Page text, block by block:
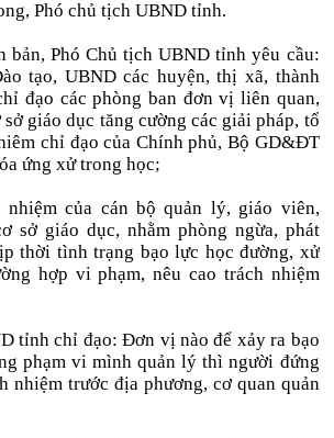
Phó chủ tịch UBND tỉnh.
bản, Phó Chủ tịch UBND tỉnh yêu cầu:
tạo, UBND các huyện, thị xã, thành
đạo các phòng ban đơn vị liên quan,
giáo dục tăng cường các giải pháp, tổ
chỉ đạo của Chính phủ, Bộ GD&ĐT
ứng xử trong học;
nhiệm của cán bộ quản lý, giáo viên,
sở giáo dục, nhằm phòng ngừa, phát
thời tình trạng bạo lực học đường, xử
hợp vi phạm, nêu cao trách nhiệm
tỉnh chỉ đạo: Đơn vị nào để xảy ra bạo
phạm vi mình quản lý thì người đứng
nhiệm trước địa phương, cơ quan quản